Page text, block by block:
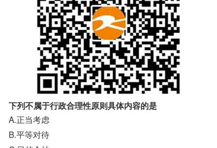
下列不属于行政合理性原则具体内容的是
A.正当考虑
B.平等对待